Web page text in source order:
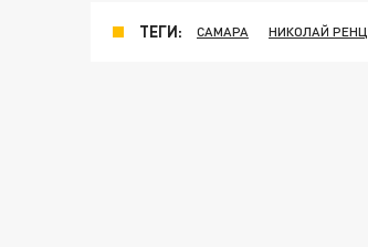
ТЕГИ: САМАРА НИКОЛАЙ РЕНЦ